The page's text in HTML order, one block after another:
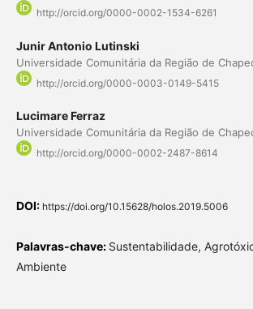
http://orcid.org/0000-0002-1534-6261
Junir Antonio Lutinski
Universidade Comunitária da Região de
http://orcid.org/0000-0003-0149-5415
Lucimare Ferraz
Universidade Comunitária da Região de
http://orcid.org/0000-0002-2487-8614
DOI: https://doi.org/10.15628/holos.2019.5006
Palavras-chave: Sustentabilidade,
Ambiente